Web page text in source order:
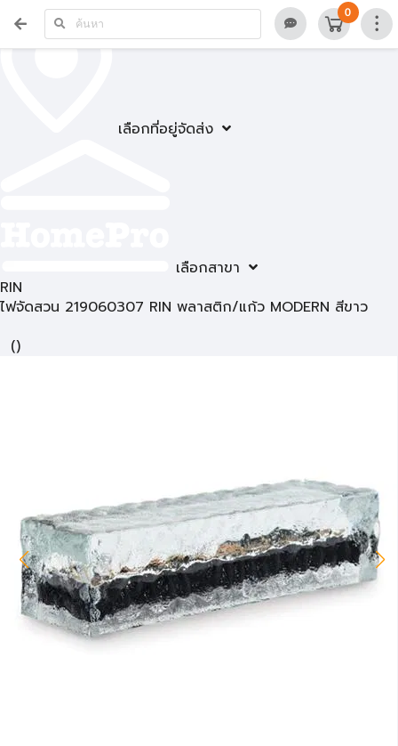
เลือกที่อยู่จัดส่ง
เลือกสาขา
0
RIN
ไฟจัดสวน 219060307 RIN พลาสติก/แก้ว MODERN สีขาว
()